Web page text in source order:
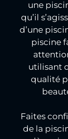
une
qu’il
d’une
piscine
utilisant
qualité
Faites
de la